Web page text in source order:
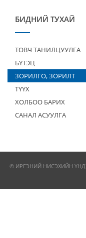
БИДНИЙ ТУХАЙ
ТОВЧ ТАНИЛЦУУЛГА
БҮТЭЦ
ЗОРИЛГО, ЗОРИЛТ
ТҮҮХ
ХОЛБОО БАРИХ
САНАЛ АСУУЛГА
© ИРГЭНИЙ НИСЭХИЙН